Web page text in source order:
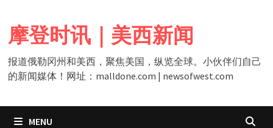
content
摩登时讯｜美西新闻
报道俄勒冈州和美西，聚焦美国，纵览全球。小伙伴们自己
的新闻媒体！网址：malldone.com | newsofwest.com
MENU